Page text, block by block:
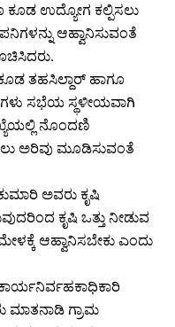
ಕೂಡ ಉದ್ಯೋಗ ಕಲ್ಪಿಸಲು
ಆಹ್ವಾನಿಸುವಂತೆ
ತಹಸಿಲ್ದಾರ್ ಹಾಗೂ
ಸಭೆಯ ಸ್ಥಳೀಯವಾಗಿ
ನೊಂದಣಿ
ಅರಿವು ಮೂಡಿಸುವಂತೆ
ಅವರು ಕೃಷಿ
ಕೃಷಿ ಒತ್ತು ನೀಡುವ
ಆಹ್ವಾನಿಸಬೇಕು ಎಂದು
ಗ್ರಾಮ